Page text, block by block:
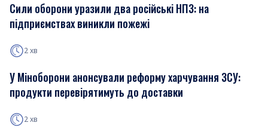
Сили оборони уразили два російські НПЗ: на
підприємствах виникли пожежі
2 хв
У Міноборони анонсували реформу харчування ЗСУ:
продукти перевірятимуть до доставки
2 хв